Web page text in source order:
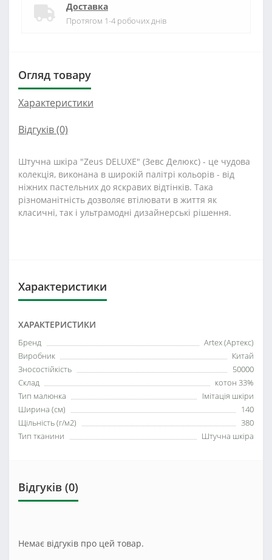
Доставка
Протягом 1-4 робочих днів
Огляд товару
Характеристики
Відгуків (0)
Штучна шкіра "Zeus DELUXE" (Зевс Делюкс) - це чудова
колекція, виконана в широкій палітрі кольорів - від
ніжних пастельних до яскравих відтінків. Така
різноманітність дозволяє втілювати в життя як
класичні, так і ультрамодні дизайнерські рішення.
Характеристики
ХАРАКТЕРИСТИКИ
Бренд
Artex (Артекс)
Виробник
Китай
Зносостійкість
50000
Склад
котон 33%
Тип малюнка
Імітація шкіри
Ширина (см)
140
Щільність (г/м2)
380
Тип тканини
Штучна шкіра
Відгуків (0)
Немає відгуків про цей товар.